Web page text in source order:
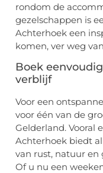
rondom de
gezelschappen is
Achterhoek een
komen, ver weg
Boek
verblijf
Voor een
voor één van de
Gelderland. Vooral
Achterhoek biedt
van rust, natuur en
Of u nu een